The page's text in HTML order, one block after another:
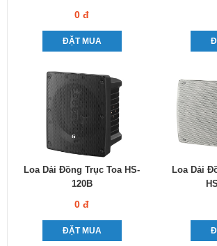
0 đ
ĐẶT MUA
Loa Dải Đồng Trục Toa HS-
120B
0 đ
ĐẶT MUA
Loa Dải